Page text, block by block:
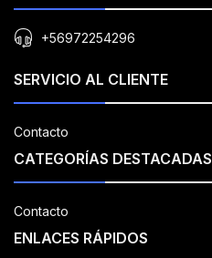
+56972254296
SERVICIO AL CLIENTE
Contacto
CATEGORÍAS DESTACADAS
Contacto
ENLACES RÁPIDOS